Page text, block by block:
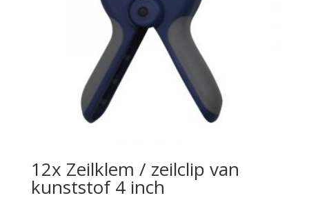
12x Zeilklem / zeilclip van
kunststof 4 inch